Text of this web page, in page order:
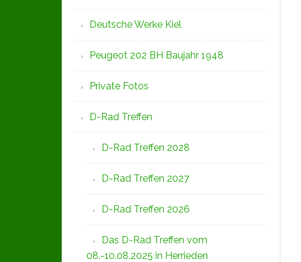
Deutsche Werke Kiel
Peugeot 202 BH Baujahr 1948
Private Fotos
D-Rad Treffen
D-Rad Treffen 2028
D-Rad Treffen 2027
D-Rad Treffen 2026
Das D-Rad Treffen vom
08.-10.08.2025 in Herrieden